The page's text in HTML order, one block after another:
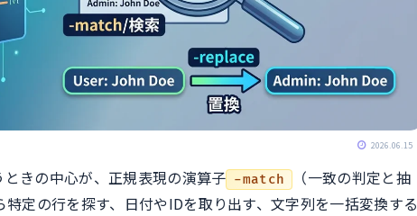
2026.06.15
きの中心が、正規表現の演算子 -match
（一致の判定と抽
特定の行を探す、日付やIDを取り出す、文字列を一括変換する